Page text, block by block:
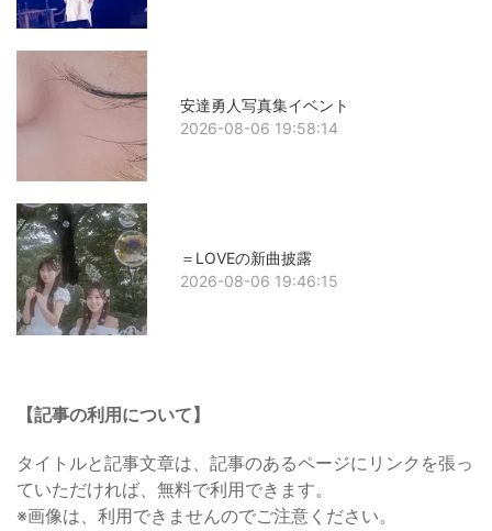
安達勇人写真集イベント
2026-08-06 19:58:14
＝LOVEの新曲披露
2026-08-06 19:46:15
【記事の利用について】
タイトルと記事文章は、記事のあるページにリンクを張っ
ていただければ、無料で利用できます。
※画像は、利用できませんのでご注意ください。